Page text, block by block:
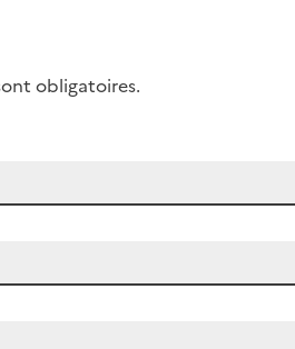
obligatoires.